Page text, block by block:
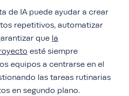
de IA puede ayudar a crear
repetitivos, automatizar
que la
esté siempre
equipos a centrarse en el
las tareas rutinarias
en segundo plano.